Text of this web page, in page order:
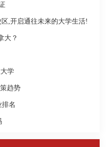
,开启通往未来的大学生活!
大？
学
趋势
名